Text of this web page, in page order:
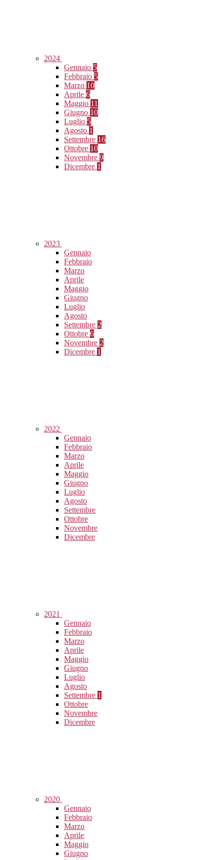
2024
Gennaio 5
Febbraio 5
Marzo 10
Aprile 6
Maggio 11
Giugno 10
Luglio 5
Agosto 1
Settembre 16
Ottobre 10
Novembre 9
Dicembre 1
2023
Gennaio
Febbraio
Marzo
Aprile
Maggio
Giugno
Luglio
Agosto
Settembre 2
Ottobre 6
Novembre 2
Dicembre 1
2022
Gennaio
Febbraio
Marzo
Aprile
Maggio
Giugno
Luglio
Agosto
Settembre
Ottobre
Novembre
Dicembre
2021
Gennaio
Febbraio
Marzo
Aprile
Maggio
Giugno
Luglio
Agosto
Settembre 1
Ottobre
Novembre
Dicembre
2020
Gennaio
Febbraio
Marzo
Aprile
Maggio
Giugno